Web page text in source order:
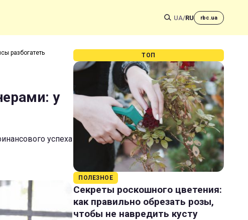
UA/RU rbc.ua
разбогатеть
у
успеха
ТОП
ПОЛЕЗНОЕ
Секреты роскошного цветения:
как правильно обрезать розы,
чтобы не навредить кусту